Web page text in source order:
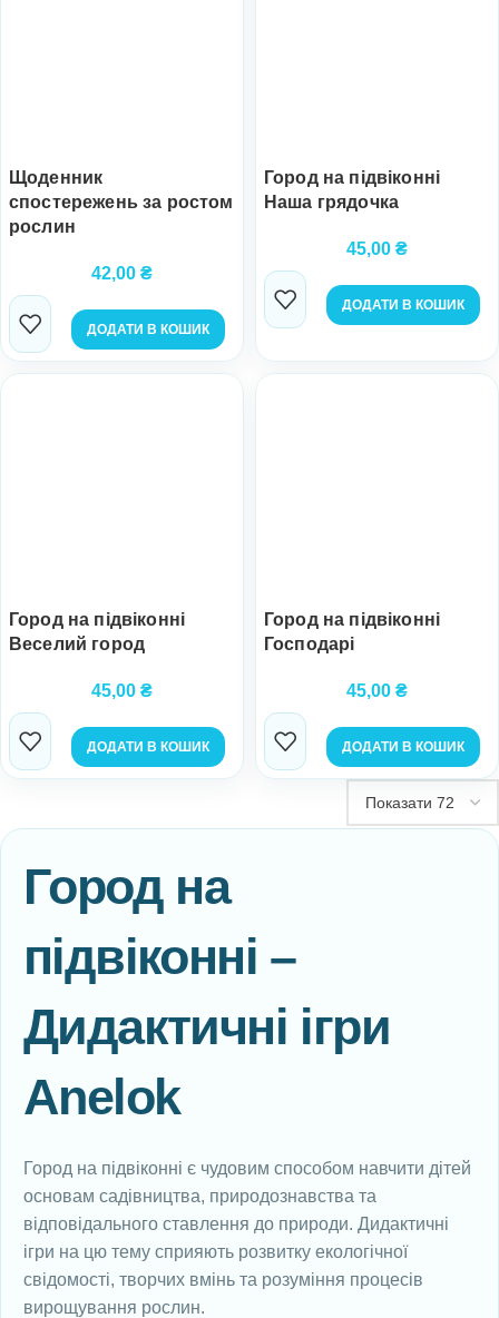
Щоденник
спостережень за ростом
рослин
42,00 ₴
ДОДАТИ В КОШИК
Город на підвіконні
Наша грядочка
45,00 ₴
ДОДАТИ В КОШИК
Город на підвіконні
Веселий город
45,00 ₴
ДОДАТИ В КОШИК
Город на підвіконні
Господарі
45,00 ₴
ДОДАТИ В КОШИК
Город на
підвіконні –
Дидактичні ігри
Anelok
Город на підвіконні є чудовим способом навчити дітей
основам садівництва, природознавства та
відповідального ставлення до природи. Дидактичні
ігри на цю тему сприяють розвитку екологічної
свідомості, творчих вмінь та розуміння процесів
вирощування рослин.